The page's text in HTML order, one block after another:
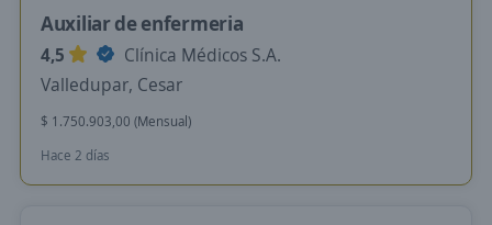
Auxiliar de enfermeria
4,5
Clínica Médicos S.A.
Valledupar, Cesar
$ 1.750.903,00 (Mensual)
Hace 2 días